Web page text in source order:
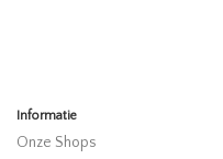
Informatie
Onze Shops